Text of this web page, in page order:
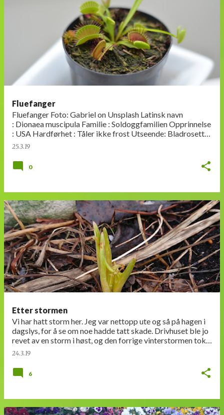
Fluefanger
Fluefanger Foto: Gabriel on Unsplash Latinsk navn
: Dionaea muscipula Familie : Soldoggfamilien Opprinnelse
: USA Hardførhet : Tåler ikke frost Utseende: Bladrosett
med typiske fe…
25.3.19
0
Etter stormen
Vi har hatt storm her. Jeg var nettopp ute og så på hagen i
dagslys, for å se om noe hadde tatt skade. Drivhuset ble jo
revet av en storm i høst, og den forrige vinterstormen tok
søppeldunken vår. He…
24.3.19
6